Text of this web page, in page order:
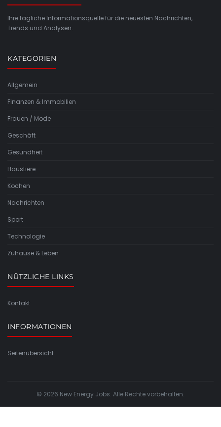
Ihre tägliche Informationsquelle für die neuesten Nachrichten,
Trends und Analysen.
KATEGORIEN
Allgemein
Finanzen & Immobilien
Frauen / Mode
Geschäft
Gesundheit
Haustiere
Kochen
Nachrichten
Sport
Technologie
Zuhause & Leben
NÜTZLICHE LINKS
Kontakt
INFORMATIONEN
Seitenübersicht
© 2026 New Energy Jobs. Alle Rechte vorbehalten.